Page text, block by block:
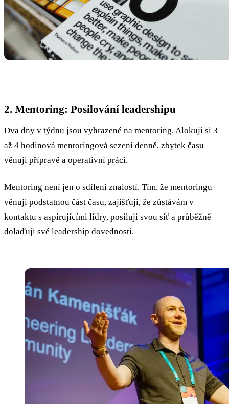
2. Mentoring: Posilování leadershipu
Dva dny v týdnu jsou vyhrazené na mentoring. Alokuji si 3
až 4 hodinová mentoringová sezení denně, zbytek času
věnuji přípravě a operativní práci.
Mentoring není jen o sdílení znalostí. Tím, že mentoringu
věnuji podstatnou část času, zajišťuji, že zůstávám v
kontaktu s aspirujícími lídry, posiluji svou síť a průběžně
dolaďuji své leadership dovednosti.